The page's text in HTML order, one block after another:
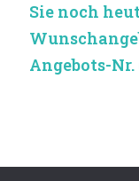
Sie noch
Angebots-